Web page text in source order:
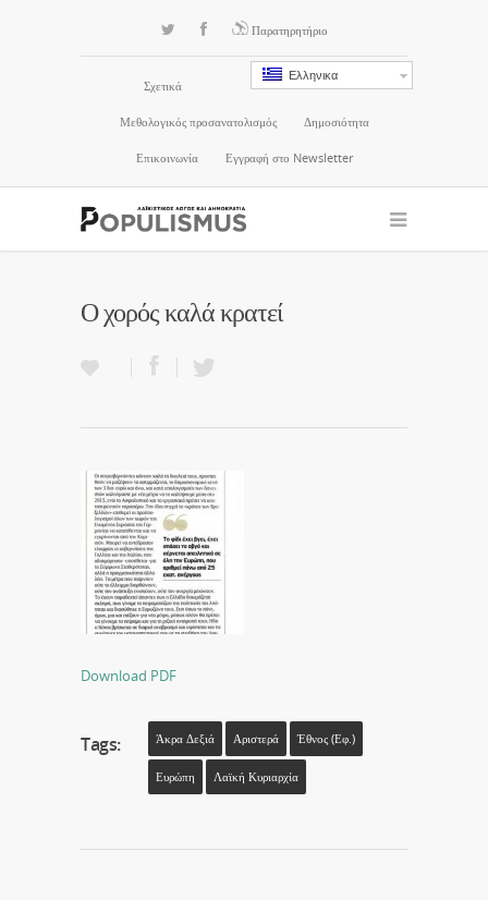
Παρατηρητήριο
Ελληνικα
Σχετικά
Μεθολογικός προσανατολισμός Δημοσιότητα
Επικοινωνία Εγγραφή στο Newsletter
Ο χορός καλά κρατεί
Download PDF
Tags: Άκρα Δεξιά Αριστερά Έθνος (εφ.)
Ευρώπη Λαϊκή Κυριαρχία